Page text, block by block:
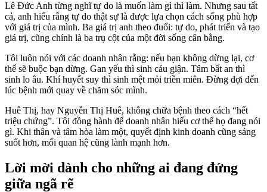
Lê Đức Anh từng nghĩ tự do là muốn làm gì thì làm. Nhưng sau tất
cả, anh hiểu rằng tự do thật sự là được lựa chọn cách sống phù hợp
với giá trị của mình. Ba giá trị anh theo đuổi: tự do, phát triển và tạo
giá trị, cũng chính là ba trụ cột của một đời sống cân bằng.
Tôi luôn nói với các doanh nhân rằng: nếu bạn không dừng lại, cơ
thể sẽ buộc bạn dừng. Gan yếu thì sinh cáu giận. Tâm bất an thì
sinh lo âu. Khí huyết suy thì sinh mệt mỏi triền miên. Đừng đợi đến
lúc bệnh mới quay về chăm sóc mình.
Huê Thị, hay Nguyễn Thị Huê, không chữa bệnh theo cách “hết
triệu chứng”. Tôi đồng hành để doanh nhân hiểu cơ thể họ đang nói
gì. Khi thân và tâm hòa làm một, quyết định kinh doanh cũng sáng
suốt hơn, mối quan hệ cũng lành mạnh hơn.
Lời mời dành cho những ai đang đứng
giữa ngã rẽ